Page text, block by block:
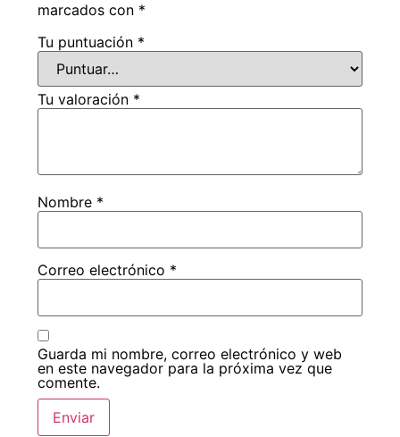
marcados con *
Tu puntuación *
Tu valoración *
Nombre *
Correo electrónico *
Guarda mi nombre, correo electrónico y web
en este navegador para la próxima vez que
comente.